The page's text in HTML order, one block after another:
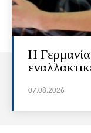
H
07.08.2026